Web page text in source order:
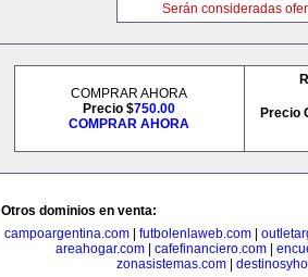
Serán consideradas
COMPRAR AHORA
Precio $750.00
COMPRAR AHORA
Precio
Otros dominios en venta:
campoargentina.com| futbolenlaweb.com|
areahogar.com| cafefinanciero.com|
zonasistemas.com